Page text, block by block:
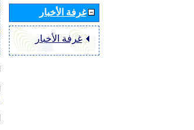
غرفة الأخبار
غرفة الأخبار